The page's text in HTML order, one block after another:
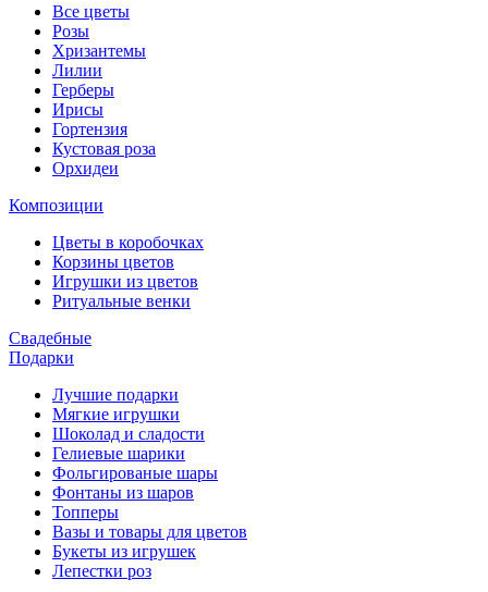
Все цветы
Розы
Хризантемы
Лилии
Герберы
Ирисы
Гортензия
Кустовая роза
Орхидеи
Композиции
Цветы в коробочках
Корзины цветов
Игрушки из цветов
Ритуальные венки
Свадебные
Подарки
Лучшие подарки
Мягкие игрушки
Шоколад и сладости
Гелиевые шарики
Фольгированые шары
Фонтаны из шаров
Топперы
Вазы и товары для цветов
Букеты из игрушек
Лепестки роз